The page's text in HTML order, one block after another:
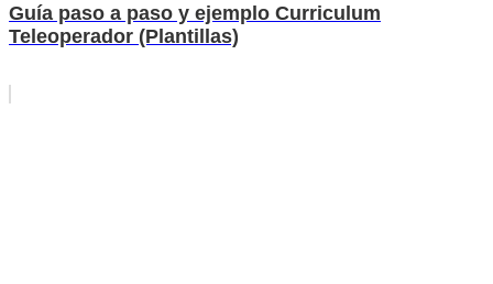
Guía paso a paso y ejemplo Curriculum
Teleoperador (Plantillas)